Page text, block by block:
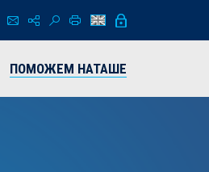
ПОМОЖЕМ НАТАШЕ